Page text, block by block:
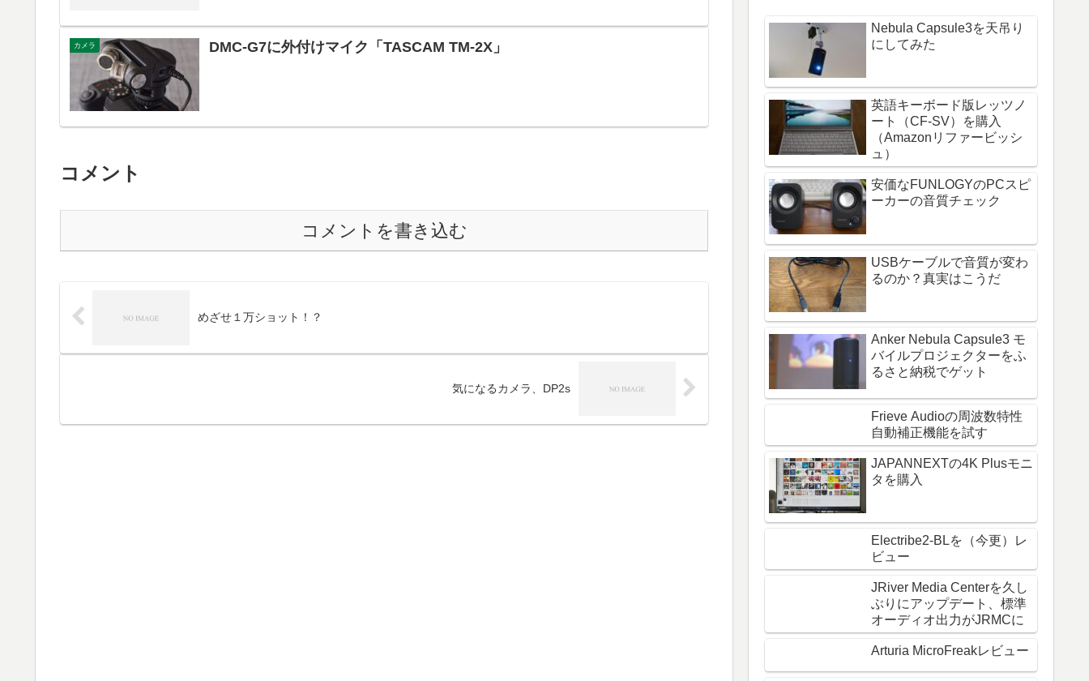
カメラ DMC-G7に外付けマイク「TASCAM TM-2X」
コメント
コメントを書き込む
めざせ１万ショット！？
気になるカメラ、DP2s
Nebula Capsule3を天吊り
にしてみた
英語キーボード版レッツノ
ート（CF-SV）を購入
（Amazonリファービッシ
ュ）
安価なFUNLOGYのPCスピ
ーカーの音質チェック
USBケーブルで音質が変わ
るのか？真実はこうだ
Anker Nebula Capsule3 モ
バイルプロジェクターをふ
るさと納税でゲット
Frieve Audioの周波数特性
自動補正機能を試す
JAPANNEXTの4K Plusモニ
タを購入
Electribe2-BLを（今更）レ
ビュー
JRiver Media Centerを久し
ぶりにアップデート、標準
オーディオ出力がJRMCに
Arturia MicroFreakレビュー